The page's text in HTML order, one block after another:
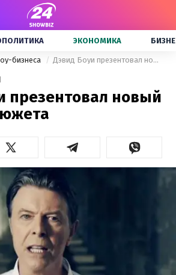
ЭКОНОМИКА
бизнеса Дэвид Боуи презентовал новый клип без сюжета
презентовал новый